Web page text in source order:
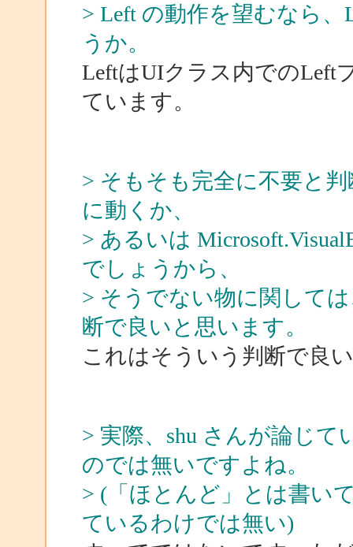
> Left の動作を望むなら
うか。
LeftはUIクラス内でのLeft
ています。
> そもそも完全に不要と
に動くか、
> あるいは
でしょうから、
> そうでない物に関して
断で良いと思います。
これはそういう判断で良
> 実際、shu さんが論じ
のでは無いですよね。
> (「ほとんど」とは書い
ているわけでは無い)